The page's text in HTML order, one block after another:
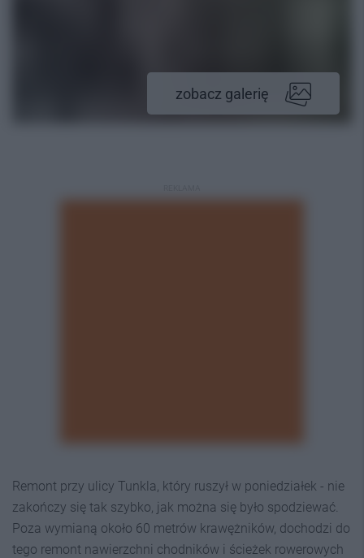
zobacz galerię
Remont przy ulicy Tunkla, który ruszył w poniedziałek - nie
zakończy się tak szybko, jak można się było spodziewać.
Poza wymianą około 60 metrów krawężników, dochodzi do
tego remont nawierzchni chodników i ścieżek rowerowych